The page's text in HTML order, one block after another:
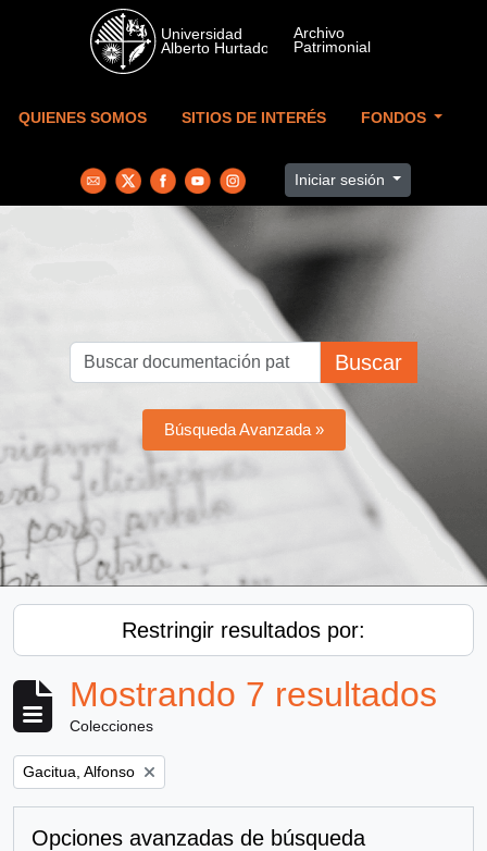
Skip to main content
QUIENES SOMOS SITIOS DE INTERÉS FONDOS
Iniciar sesión
Buscar
Búsqueda Avanzada »
Restringir resultados por:
Mostrando 7 resultados
Colecciones
Remove filter:
Gacitua, Alfonso
Opciones avanzadas de búsqueda